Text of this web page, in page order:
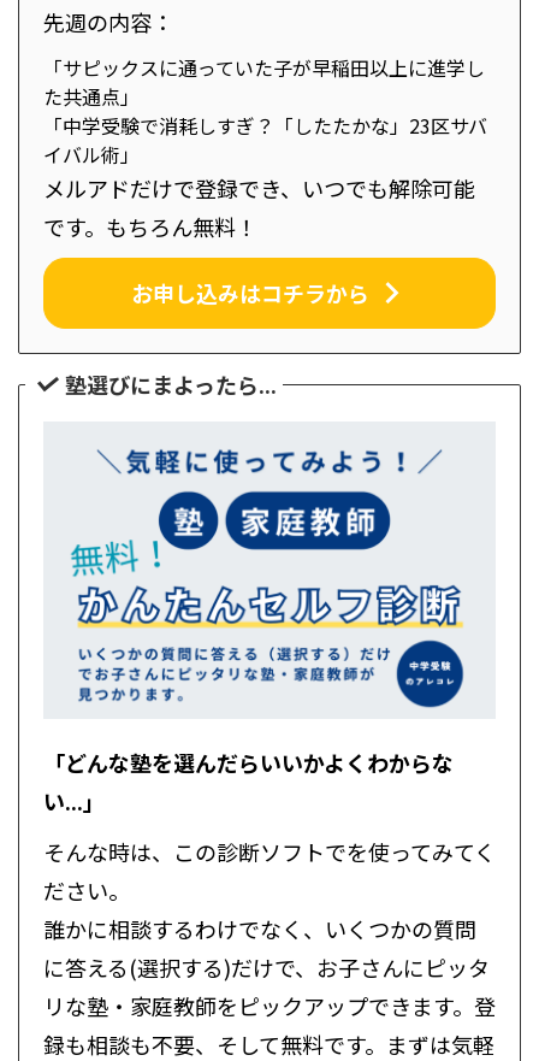
先週の内容：
「サピックスに通っていた子が早稲田以上に進学し
た共通点」
「中学受験で消耗しすぎ？「したたかな」23区サバ
イバル術」
メルアドだけで登録でき、いつでも解除可能
です。もちろん無料！
お申し込みはコチラから
塾選びにまよったら...
「どんな塾を選んだらいいかよくわからな
い...」
そんな時は、この診断ソフトでを使ってみてく
ださい。
誰かに相談するわけでなく、いくつかの質問
に答える(選択する)だけで、お子さんにピッタ
リな塾・家庭教師をピックアップできます。登
録も相談も不要、そして無料です。まずは気軽